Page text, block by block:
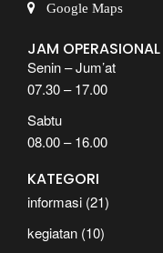
Google Maps
JAM OPERASIONAL
Senin – Jum’at
07.30 – 17.00
Sabtu
08.00 – 16.00
KATEGORI
informasi (21)
kegiatan (10)